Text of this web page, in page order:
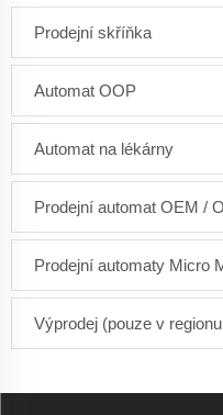
Prodejní skříňka
Automat OOP
Automat na lékárny
Prodejní automat OEM /
Prodejní automaty Micro
Výprodej (pouze v